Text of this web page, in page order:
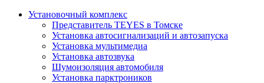
Установочный комплекс
Представитель TEYES в Томске
Установка автосигнализаций и автозапуска
Установка мультимедиа
Установка автозвука
Шумоизоляция автомобиля
Установка парктроников